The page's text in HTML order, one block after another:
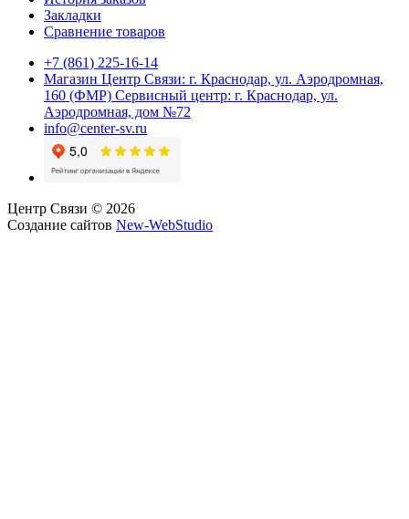
Закладки
Сравнение товаров
+7 (861) 225-16-14
Магазин Центр Связи: г. Краснодар, ул. Аэродромная,
160 (ФМР) Сервисный центр: г. Краснодар, ул.
Аэродромная, дом №72
info@center-sv.ru
Центр Связи © 2026
Создание сайтов New-WebStudio